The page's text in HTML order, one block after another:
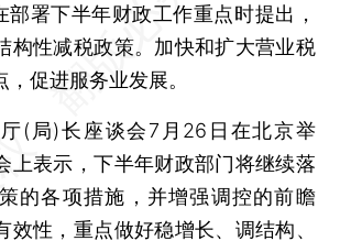
署下半年财政工作重点时提出，
构性减税政策。加快和扩大营业税
促进服务业发展。
局)长座谈会7月26日在北京举
上表示，下半年财政部门将继续落
的各项措施，并增强调控的前瞻
效性，重点做好稳增长、调结构、